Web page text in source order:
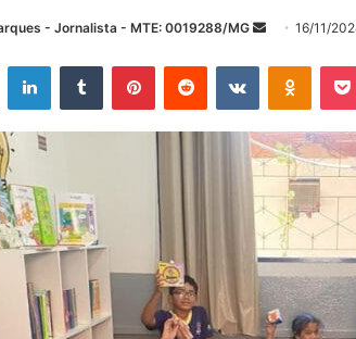
- Jornalista - MTE: 0019288/MG
Mande
mail
16/11/
LinkedinTumblr PinterestReddit VK OK